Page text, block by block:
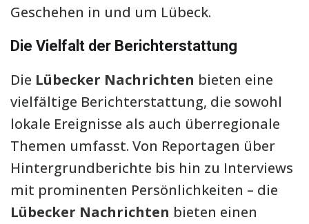
Geschehen in und um Lübeck.
Die Vielfalt der Berichterstattung
Die Lübecker Nachrichten bieten eine
vielfältige Berichterstattung, die sowohl
lokale Ereignisse als auch überregionale
Themen umfasst. Von Reportagen über
Hintergrundberichte bis hin zu Interviews
mit prominenten Persönlichkeiten – die
Lübecker Nachrichten bieten einen